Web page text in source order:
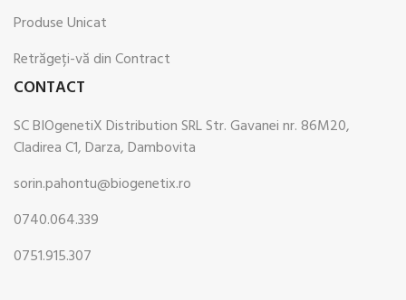
Produse Unicat
Retrăgeți-vă din Contract
CONTACT
SC BIOgenetiX Distribution SRL Str. Gavanei nr. 86M20,
Cladirea C1, Darza, Dambovita
sorin.pahontu@biogenetix.ro
0740.064.339
0751.915.307